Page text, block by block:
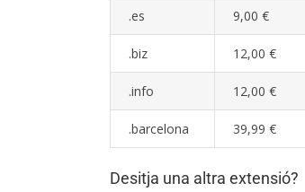
.es 9,00 €
.biz 12,00 €
.info 12,00 €
.barcelona 39,99 €
Desitja una altra extensió?